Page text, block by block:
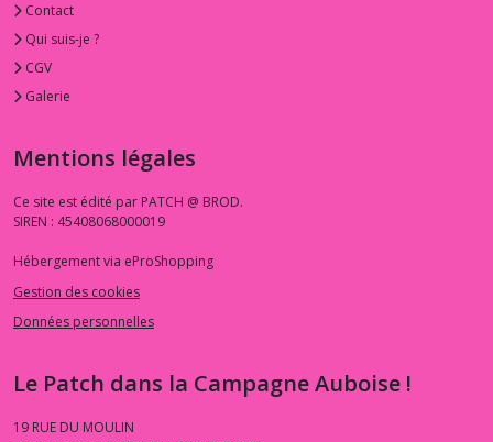
Contact
Qui suis-je ?
CGV
Galerie
Mentions légales
Ce site est édité par PATCH @ BROD.
SIREN : 45408068000019
Hébergement via eProShopping
Gestion des cookies
Données personnelles
Le Patch dans la Campagne Auboise !
19 RUE DU MOULIN